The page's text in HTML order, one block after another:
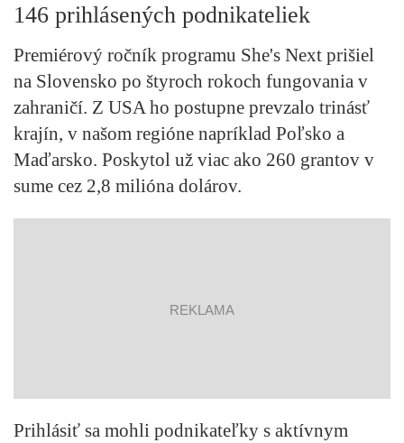
146 prihlásených podnikateliek
Premiérový ročník programu She's Next prišiel
na Slovensko po štyroch rokoch fungovania v
zahraničí. Z USA ho postupne prevzalo trinásť
krajín, v našom regióne napríklad Poľsko a
Maďarsko. Poskytol už viac ako 260 grantov v
sume cez 2,8 milióna dolárov.
reklama
Prihlásiť sa mohli podnikateľky s aktívnym